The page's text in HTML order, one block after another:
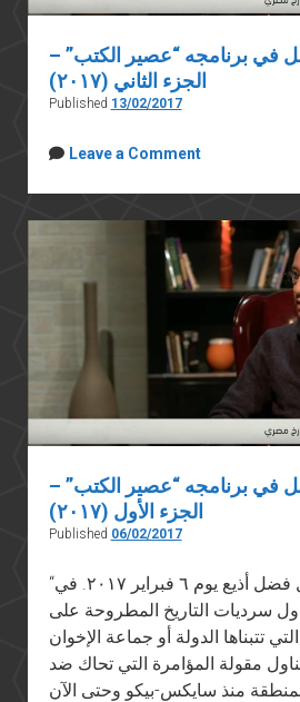
في برنامجه “عصير الكتب” –
الجزء الثاني (٢٠١٧)
Published 13/02/2017
Leave a Comment
في برنامجه “عصير الكتب” –
الجزء الأول (٢٠١٧)
Published 06/02/2017
“عصير الكتب” مع بلال فضل أذيع يوم ٦ فبراير ٢٠١٧. في
سرديات التاريخ المطروحة على
تتبناها الدولة أو جماعة الإخوان
مقولة المؤامرة التي تحاك ضد